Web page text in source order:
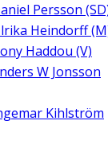
Persson
Heindorff
Haddou (V)
W Jonsson
Kihlström